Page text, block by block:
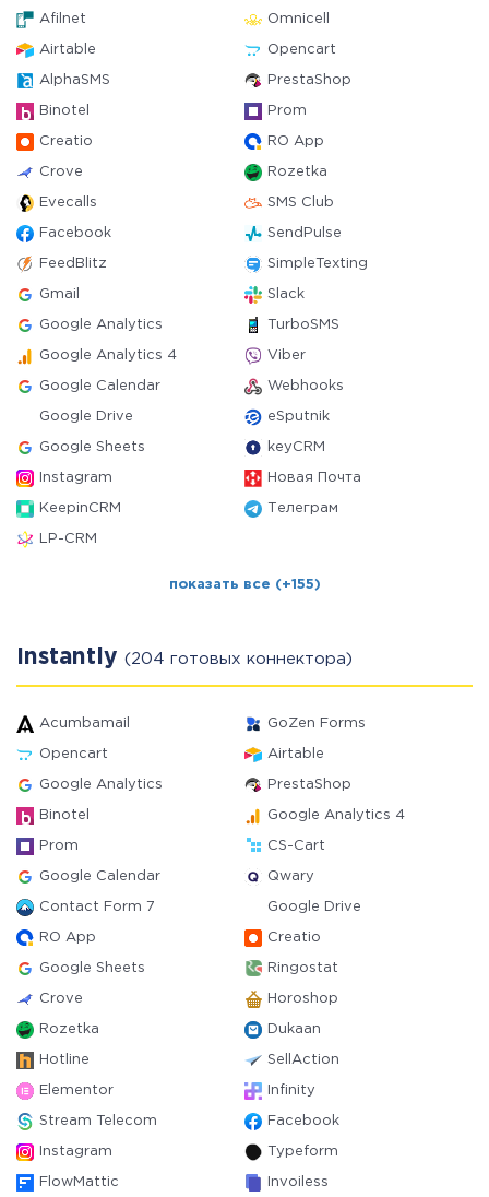
Afilnet Omnicell
Airtable Opencart
AlphaSMS PrestaShop
Binotel Prom
Creatio RO App
Crove Rozetka
Evecalls SMS Club
Facebook SendPulse
FeedBlitz SimpleTexting
Gmail Slack
Google Analytics TurboSMS
Google Analytics 4 Viber
Google Calendar Webhooks
Google Drive eSputnik
Google Sheets keyCRM
Instagram Новая Почта
KeepinCRM Телеграм
LP-CRM
показать все (+155)
Instantly (204 готовых коннектора)
Acumbamail GoZen Forms
Opencart Airtable
Google Analytics PrestaShop
Binotel Google Analytics 4
Prom CS-Cart
Google Calendar Qwary
Contact Form 7 Google Drive
RO App Creatio
Google Sheets Ringostat
Crove Horoshop
Rozetka Dukaan
Hotline SellAction
Elementor Infinity
Stream Telecom Facebook
Instagram Typeform
FlowMattic Invoiless